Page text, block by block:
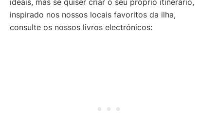
inspirado nos nossos locais favoritos da ilha,
consulte os nossos livros electrónicos: